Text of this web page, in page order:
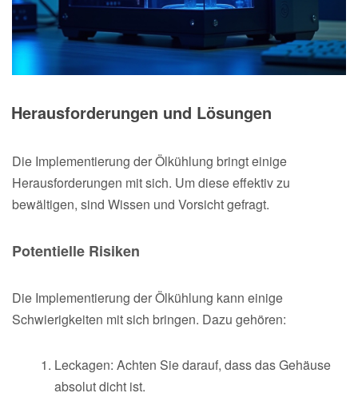
Herausforderungen und Lösungen
Die Implementierung der Ölkühlung bringt einige
Herausforderungen mit sich. Um diese effektiv zu
bewältigen, sind Wissen und Vorsicht gefragt.
Potentielle Risiken
Die Implementierung der Ölkühlung kann einige
Schwierigkeiten mit sich bringen. Dazu gehören:
Leckagen: Achten Sie darauf, dass das Gehäuse
absolut dicht ist.